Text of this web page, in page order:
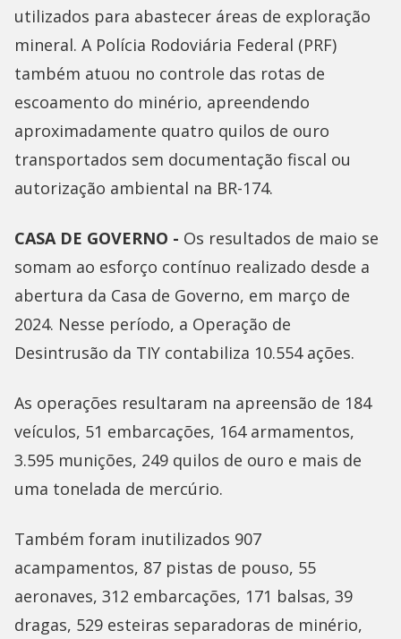
utilizados para abastecer áreas de exploração
mineral. A Polícia Rodoviária Federal (PRF)
também atuou no controle das rotas de
escoamento do minério, apreendendo
aproximadamente quatro quilos de ouro
transportados sem documentação fiscal ou
autorização ambiental na BR-174.
CASA DE GOVERNO - Os resultados de maio se
somam ao esforço contínuo realizado desde a
abertura da Casa de Governo, em março de
2024. Nesse período, a Operação de
Desintrusão da TIY contabiliza 10.554 ações.
As operações resultaram na apreensão de 184
veículos, 51 embarcações, 164 armamentos,
3.595 munições, 249 quilos de ouro e mais de
uma tonelada de mercúrio.
Também foram inutilizados 907
acampamentos, 87 pistas de pouso, 55
aeronaves, 312 embarcações, 171 balsas, 39
dragas, 529 esteiras separadoras de minério,